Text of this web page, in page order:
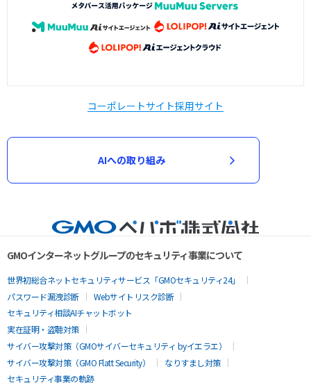
コーポレートサイト採用サイト
AIへの取り組み
GMOインターネットグループのセキュリティ事業について
世界初総合ネットセキュリティサービス「GMOセキュリティ24」
パスワード漏洩診断
Webサイトリスク診断
セキュリティ相談AIチャットボット
実在証明・盗聴対策
サイバー攻撃対策（GMOサイバーセキュリティ byイエラエ）
サイバー攻撃対策（GMO Flatt Security）
なりすまし対策
セキュリティ事業の軌跡